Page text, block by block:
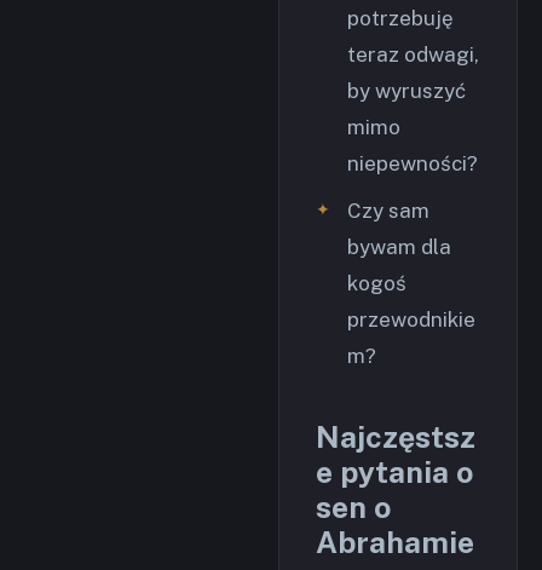
potrzebuję
teraz odwagi,
by wyruszyć
mimo
niepewności?
Czy sam
bywam dla
kogoś
przewodnikie
m?
Najczęstsz
e pytania o
sen o
Abrahamie